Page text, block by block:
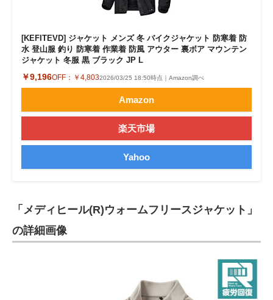
[KEFITEVD] ジャケット メンズ 冬 バイクジャケット 防寒着 防
水 登山服 釣り 防寒着 作業着 防風 アウター 裏ボア マウンテン
ジャケット 冬服 黒 ブラック JP L
￥9,196OFF： ￥4,8032026/03/25 18:50時点｜Amazon調べ
Amazon
楽天市場
Yahoo
「メディヒール(R)ウォームフリースジャケット」
の詳細画像